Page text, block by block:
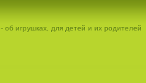
- об игрушках, для детей и их родителей